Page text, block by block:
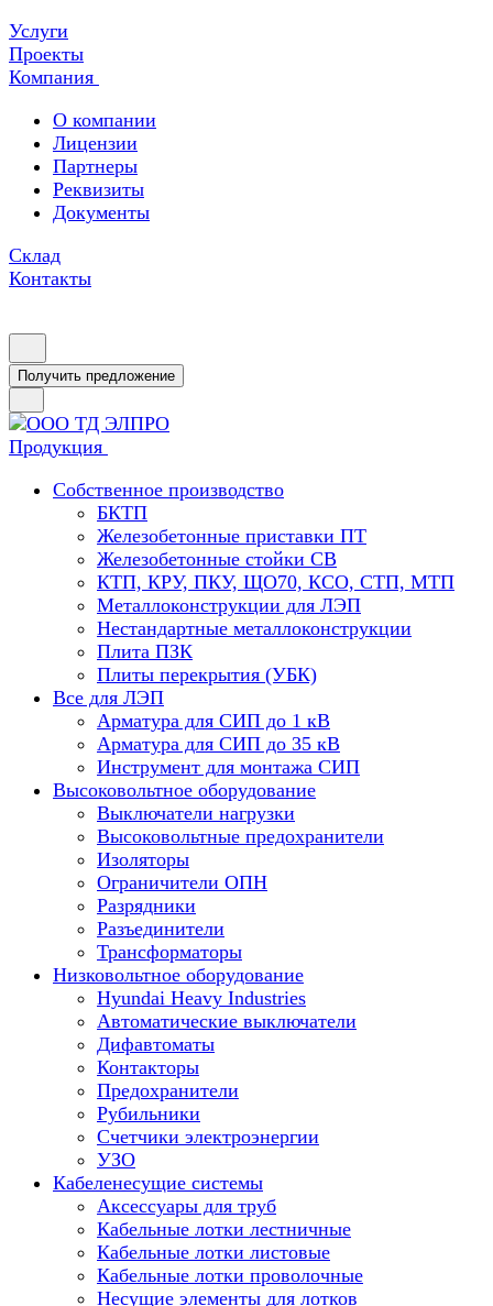
Услуги
Проекты
Компания
О компании
Лицензии
Партнеры
Реквизиты
Документы
Склад
Контакты
Получить предложение
Продукция
Собственное производство
БКТП
Железобетонные приставки ПТ
Железобетонные стойки СВ
КТП, КРУ, ПКУ, ЩО70, КСО, СТП, МТП
Металлоконструкции для ЛЭП
Нестандартные металлоконструкции
Плита ПЗК
Плиты перекрытия (УБК)
Все для ЛЭП
Арматура для СИП до 1 кВ
Арматура для СИП до 35 кВ
Инструмент для монтажа СИП
Высоковольтное оборудование
Выключатели нагрузки
Высоковольтные предохранители
Изоляторы
Ограничители ОПН
Разрядники
Разъединители
Трансформаторы
Низковольтное оборудование
Hyundai Heavy Industries
Автоматические выключатели
Дифавтоматы
Контакторы
Предохранители
Рубильники
Счетчики электроэнергии
УЗО
Кабеленесущие системы
Аксессуары для труб
Кабельные лотки лестничные
Кабельные лотки листовые
Кабельные лотки проволочные
Несущие элементы для лотков